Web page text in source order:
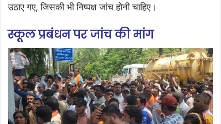
उठाए गए, जिसकी भी निष्पक्ष जांच होनी चाहिए।
स्कूल प्रबंधन पर जांच की मांग